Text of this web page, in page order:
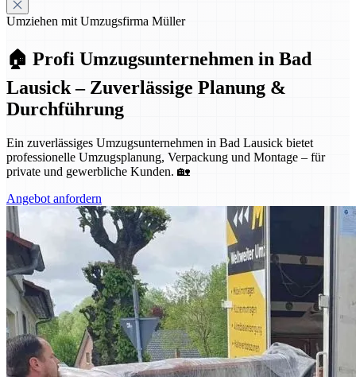
Umziehen mit Umzugsfirma Müller
🏠 Profi Umzugsunternehmen in Bad
Lausick – Zuverlässige Planung &
Durchführung
Ein zuverlässiges Umzugsunternehmen in Bad Lausick bietet
professionelle Umzugsplanung, Verpackung und Montage – für
private und gewerbliche Kunden. 🏡
Angebot anfordern